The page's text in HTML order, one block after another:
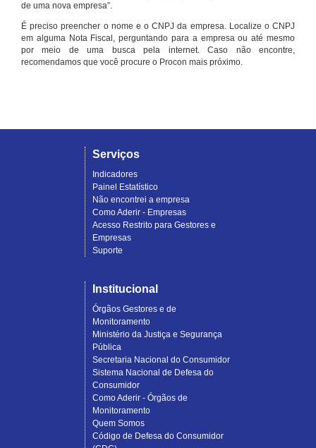
de uma nova empresa”.
É preciso preencher o nome e o CNPJ da empresa. Localize o CNPJ
em alguma Nota Fiscal, perguntando para a empresa ou até mesmo
por meio de uma busca pela internet. Caso não encontre,
recomendamos que você procure o Procon mais próximo.
Serviços
Indicadores
Painel Estatístico
Não encontrei a empresa
Como Aderir - Empresas
Acesso Restrito para Gestores e
Empresas
Suporte
Institucional
Órgãos Gestores e de
Monitoramento
Ministério da Justiça e Segurança
Pública
Secretaria Nacional do Consumidor
Sistema Nacional de Defesa do
Consumidor
Como Aderir - Órgãos de
Monitoramento
Quem Somos
Código de Defesa do Consumidor